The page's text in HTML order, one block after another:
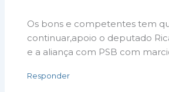
Os bons e competentes tem
continuar,apoio o deputado
e a aliança com PSB com
Responder